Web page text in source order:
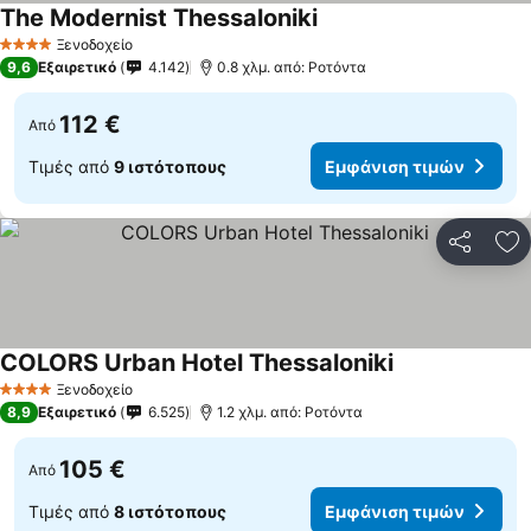
4 ΑστέριαΞενοδοχείο
The Modernist ThessalonikiΕμφάνιση τιμών
9,6 Εξαιρετικό 4.142 0.8 χλμ. από: Ροτόντα
Από 112 €
Τιμές από 9 ιστότοπους Εμφάνιση τιμών
4 ΑστέριαΞενοδοχείο
COLORS Urban Hotel ThessalonikiΕμφάνιση
8,9 Εξαιρετικό 6.525 1.2 χλμ. από: Ροτόντα
Από 105 €
Τιμές από 8 ιστότοπους Εμφάνιση τιμών